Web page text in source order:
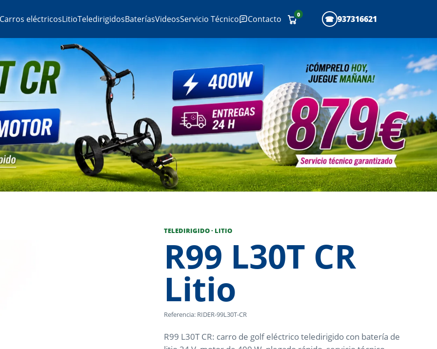
eléctricosLitioTeledirigidosBateríasVideosServicio Técnico Contacto 0 937316621
TELEDIRIGIDO · LITIO
R99 L30T CR
Litio
Referencia: RIDER-99L30T-CR
R99 L30T CR: carro de golf eléctrico teledirigido con batería de